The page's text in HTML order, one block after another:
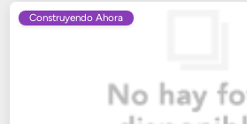
Construyendo Ahora